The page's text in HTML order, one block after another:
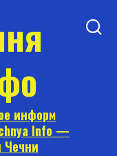
информ
Info —
Чечни